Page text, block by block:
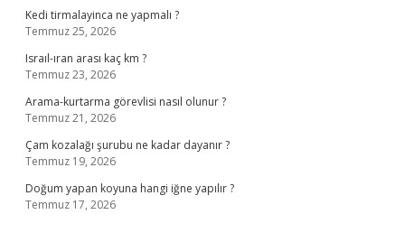
Kedi tirmalayinca ne yapmalı ?
Temmuz 25, 2026
Israıl-ıran arası kaç km ?
Temmuz 23, 2026
Arama-kurtarma görevlisi nasıl olunur ?
Temmuz 21, 2026
Çam kozalağı şurubu ne kadar dayanır ?
Temmuz 19, 2026
Doğum yapan koyuna hangi iğne yapılır ?
Temmuz 17, 2026